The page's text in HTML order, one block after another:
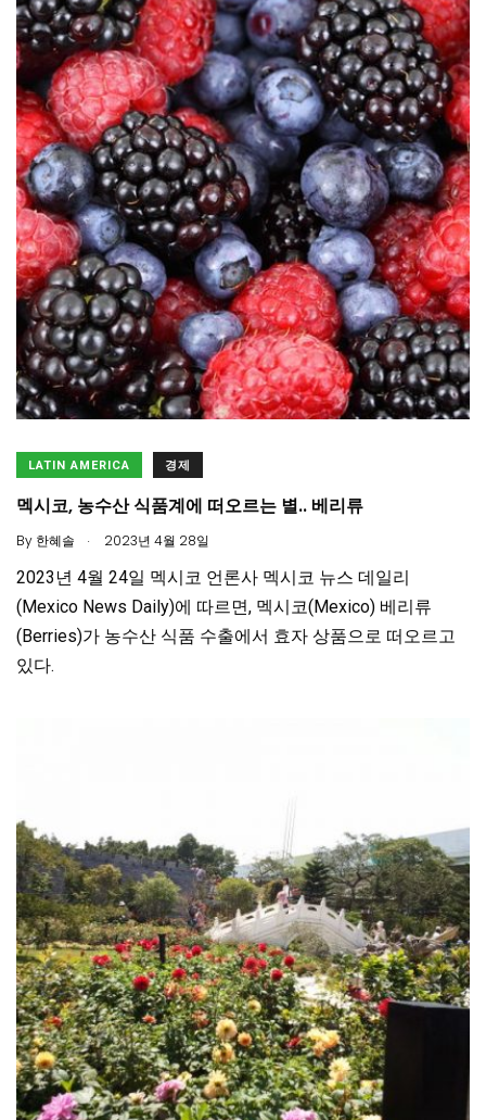
LATIN AMERICA 경제
멕시코, 농수산 식품계에 떠오르는 별.. 베리류
By 한혜솔 . 2023년 4월 28일
2023년 4월 24일 멕시코 언론사 멕시코 뉴스 데일리
(Mexico News Daily)에 따르면, 멕시코(Mexico) 베리류
(Berries)가 농수산 식품 수출에서 효자 상품으로 떠오르고
있다.